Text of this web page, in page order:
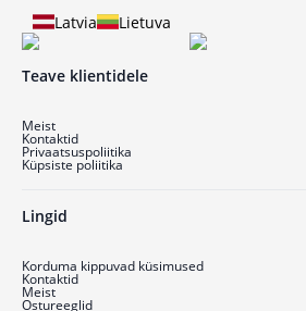
Latvia Lietuva
Teave klientidele
Meist
Kontaktid
Privaatsuspoliitika
Küpsiste poliitika
Lingid
Korduma kippuvad küsimused
Kontaktid
Meist
Ostu­reeglid